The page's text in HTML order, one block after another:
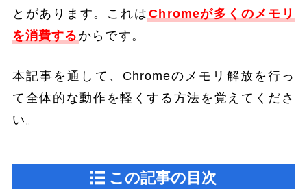
とがあります。これは Chromeが多くのメモリ
を消費する からです。
本記事を通して、Chromeのメモリ解放を行っ
て全体的な動作を軽くする方法を覚えてくださ
い。
この記事の目次